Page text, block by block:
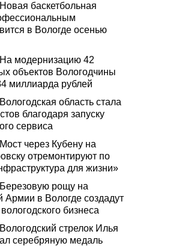
Новая баскетбольная
в Вологде осенью
На модернизацию 42
объектов Вологодчины
миллиарда рублей
Вологодская область стала
благодаря запуску
сервиса
Мост через Кубену на
отремонтируют по
для жизни»
Березовую рощу на
Армии в Вологде создадут
бизнеса
Вологодский стрелок Илья
серебряную медаль